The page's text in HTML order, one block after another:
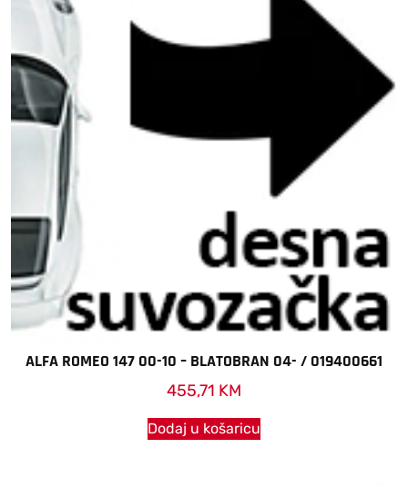
ALFA ROMEO 147 00-10 – BLATOBRAN 04- / 019400661
455,71 KM
Dodaj u košaricu